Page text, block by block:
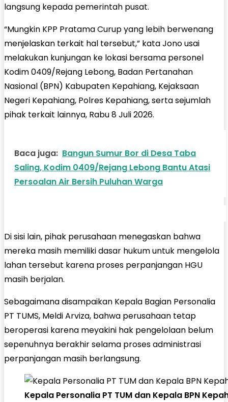
langsung kepada pemerintah pusat.
“Mungkin KPP Pratama Curup yang lebih berwenang
menjelaskan terkait hal tersebut,” kata Jono usai
melakukan kunjungan ke lokasi bersama personel
Kodim 0409/Rejang Lebong, Badan Pertanahan
Nasional (BPN) Kabupaten Kepahiang, Kejaksaan
Negeri Kepahiang, Polres Kepahiang, serta sejumlah
pihak terkait lainnya, Rabu 8 Juli 2026.
Baca juga: Bangun Sumur Bor di Desa Taba
Saling, Kodim 0409/Rejang Lebong Bantu Atasi
Persoalan Air Bersih Puluhan Warga
Di sisi lain, pihak perusahaan menegaskan bahwa
mereka masih memiliki dasar hukum untuk mengelola
lahan tersebut karena proses perpanjangan HGU
masih berjalan.
Sebagaimana disampaikan Kepala Bagian Personalia
PT TUMS, Meldi Arviza, bahwa perusahaan tetap
beroperasi karena meyakini hak pengelolaan belum
sepenuhnya berakhir selama proses administrasi
perpanjangan masih berlangsung.
Kepala Personalia PT TUM dan Kepala BPN